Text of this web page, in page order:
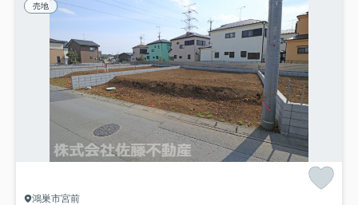
売地
鴻巣市宮前